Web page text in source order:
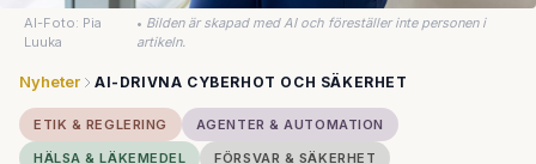
AI-Foto: Pia
Luuka
• Bilden är skapad med AI och föreställer inte personen i
artikeln.
Nyheter AI-DRIVNA CYBERHOT OCH SÄKERHET
ETIK & REGLERING
AGENTER & AUTOMATION
HÄLSA & LÄKEMEDEL
FÖRSVAR & SÄKERHET